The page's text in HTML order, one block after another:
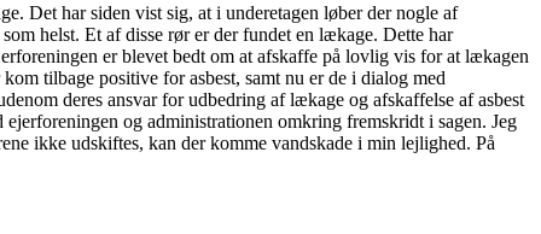
Det har siden vist sig, at i underetagen løber der nogle af
helst. Et af disse rør er der fundet en lækage. Dette har
er blevet bedt om at afskaffe på lovlig vis for at lækagen
tilbage positive for asbest, samt nu er de i dialog med
deres ansvar for udbedring af lækage og afskaffelse af asbest
og administrationen omkring fremskridt i sagen. Jeg
ikke udskiftes, kan der komme vandskade i min lejlighed. På